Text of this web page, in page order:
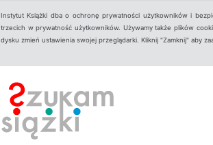
Instytut Książki dba o ochronę prywatności użytkowników i
trzecich w prywatność użytkowników. Używamy także plików
dysku zmień ustawienia swojej przeglądarki. Kliknij "Zamknij" aby